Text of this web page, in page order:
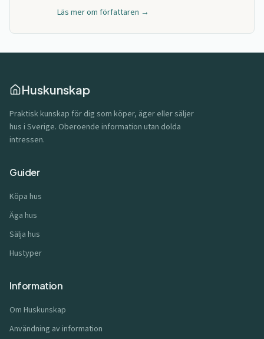
Läs mer om författaren →
Huskunskap
Praktisk kunskap för dig som köper, äger eller säljer
hus i Sverige. Oberoende information utan dolda
intressen.
Guider
Köpa hus
Äga hus
Sälja hus
Hustyper
Information
Om Huskunskap
Användning av information